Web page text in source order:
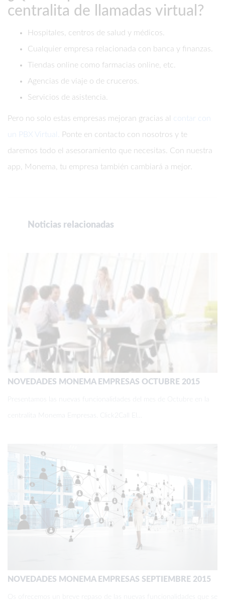
centralita de llamadas virtual?
Hospitales, centros de salud y médicos.
Cualquier empresa relacionada con banca y finanzas.
Tiendas online como farmacias online, etc.
Agencias de viaje o de cruceros.
Servicios de asistencia.
Pero no solo estas empresas mejoran gracias al contar con
un PBX Virtual.
Ponte en contacto con nosotros y te
daremos todo el asesoramiento que necesitas. Con nuestra
app, Monema, tu empresa también cambiará a mejor.
Noticias relacionadas
NOVEDADES MONEMA EMPRESAS OCTUBRE 2015
Presentamos las nuevas funcionalidades del mes de Octubre en la
centralita Monema Empresas. Click2Call El…
NOVEDADES MONEMA EMPRESAS SEPTIEMBRE 2015
Os ofrecemos un breve repaso de las nuevas funcionalidades que se